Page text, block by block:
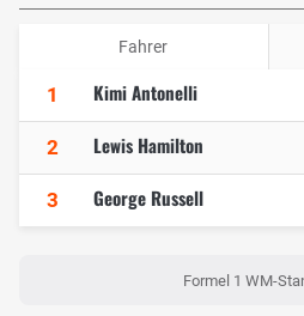
Fahrer
1 Kimi Antonelli
2 Lewis Hamilton
3 George Russell
Formel 1 WM-